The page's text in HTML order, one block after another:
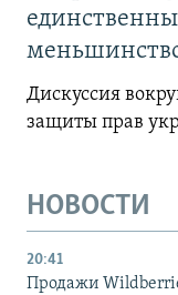
Дискуссия
защиты прав
НОВОСТИ
20:41
Продажи